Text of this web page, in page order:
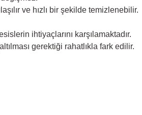
ve hızlı bir şekilde temizlenebilir.
ihtiyaçlarını karşılamaktadır.
gerektiği rahatlıkla fark edilir.